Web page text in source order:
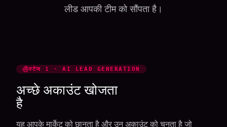
लीड आपकी टीम को सौंपता है।
स्टेज 1 · AI LEAD GENERATION
अच्छे अकाउंट खोजता
है
यह आपके मार्केट को छानता है और उन अकाउंट को चुनता है जो